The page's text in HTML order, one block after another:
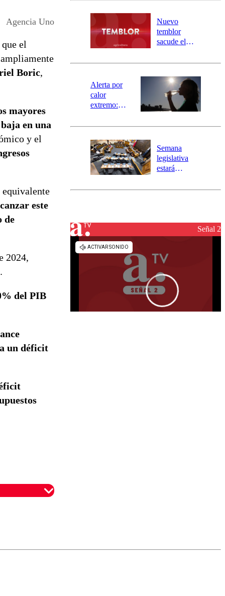
Agencia Uno
el
Boric,
mayores
en una
y el
este
de
2024,
del PIB
un déficit
río Damas:
activa
mensajería
SAE
Nuevo
temblor
sacude el
revisa la
epicentro
Alerta por
calor
extremo:
activa Alerta
Preventiva en
tres comunas
Semana
legislativa
estará
el fin de la
reconstrucciónSeñal 2